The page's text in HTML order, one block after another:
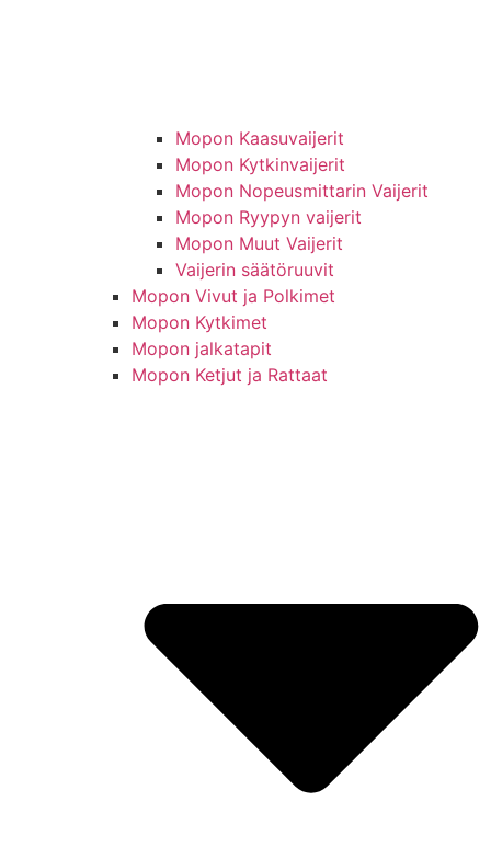
Mopon Kaasuvaijerit
Mopon Kytkinvaijerit
Mopon Nopeusmittarin Vaijerit
Mopon Ryypyn vaijerit
Mopon Muut Vaijerit
Vaijerin säätöruuvit
Mopon Vivut ja Polkimet
Mopon Kytkimet
Mopon jalkatapit
Mopon Ketjut ja Rattaat